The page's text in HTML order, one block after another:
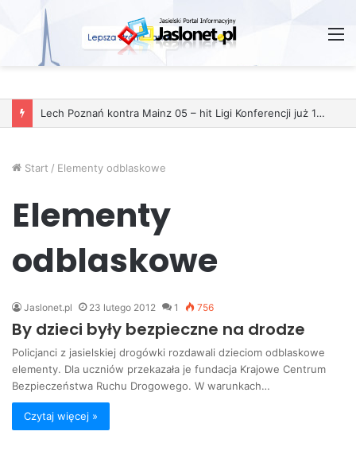
Lech Poznań kontra Mainz 05 – hit Ligi Konferencji już 11 grudnia
Start / Elementy odblaskowe
Elementy
odblaskowe
Jaslonet.pl 23 lutego 2012 1 756
By dzieci były bezpieczne na drodze
Policjanci z jasielskiej drogówki rozdawali dzieciom odblaskowe
elementy. Dla uczniów przekazała je fundacja Krajowe Centrum
Bezpieczeństwa Ruchu Drogowego. W warunkach…
Czytaj więcej »